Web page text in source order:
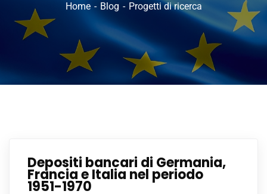
Home Blog Progetti di ricerca
Depositi bancari di Germania,
Francia e Italia nel periodo
1951-1970